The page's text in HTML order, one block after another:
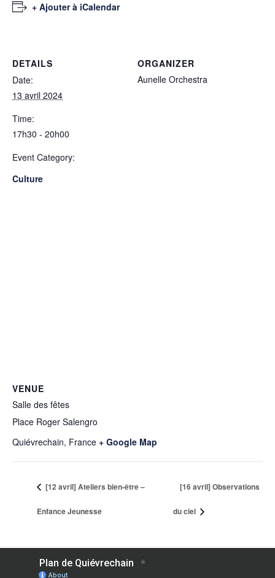
+ Ajouter à iCalendar
DETAILS
Date:
13 avril 2024
Time:
17h30 - 20h00
Event Category:
Culture
ORGANIZER
Aunelle Orchestra
VENUE
Salle des fêtes
Place Roger Salengro
Quiévrechain, France + Google Map
[12 avril] Ateliers bien-être –
Enfance Jeunesse
[16 avril] Observations
du ciel